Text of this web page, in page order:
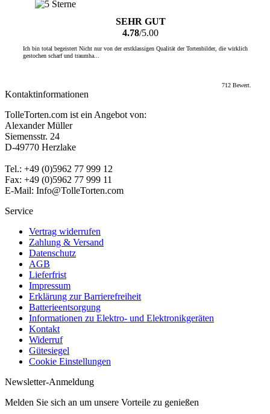
SEHR GUT
4.78/5.00
Ich bin total begeistert Nicht nur von der erstklassigen Qualität der Tortenbilder, die wirklich
gestochen scharf und traumha...
712 Bewert.
Kontaktinformationen
TolleTorten.com ist ein Angebot von:
Alexander Müller
Siemensstr. 24
D-49770 Herzlake
Tel.: +49 (0)5962 77 999 12
Fax: +49 (0)5962 77 999 11
E-Mail: Info@TolleTorten.com
Service
Vertrag widerrufen
Zahlung & Versand
Datenschutz
AGB
Lieferfrist
Impressum
Erklärung zur Barrierefreiheit
Batterieentsorgung
Informationen zu Elektro- und Elektronikgeräten
Kontakt
Widerruf
Gütesiegel
Cookie Einstellungen
Newsletter-Anmeldung
Melden Sie sich an um unsere Vorteile zu genießen